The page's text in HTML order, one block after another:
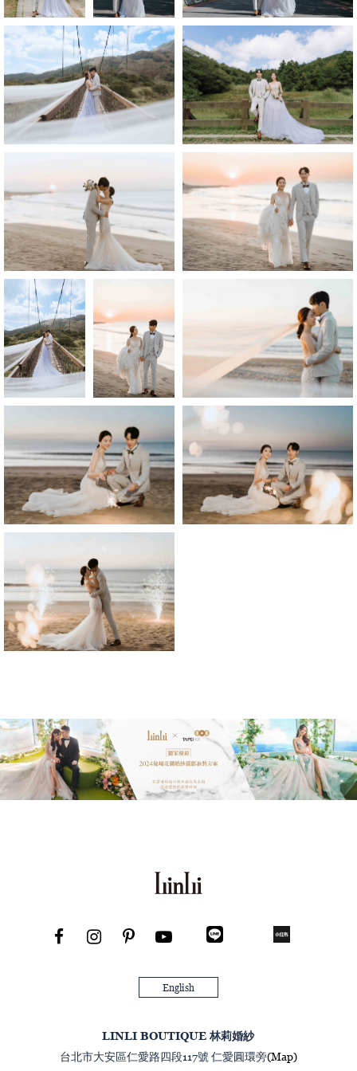
English
LINLI BOUTIQUE 林莉婚紗
台北市大安區仁愛路四段117號 仁愛圓環旁(Map)